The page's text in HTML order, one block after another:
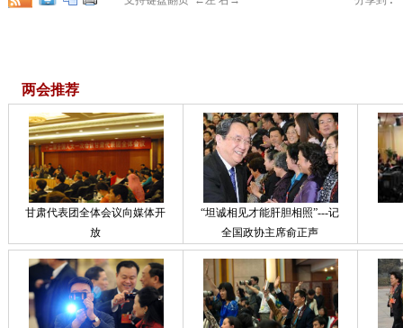
两会推荐
甘肃代表团全体会议向媒体开
放
“坦诚相见才能肝胆相照”---记
全国政协主席俞正声